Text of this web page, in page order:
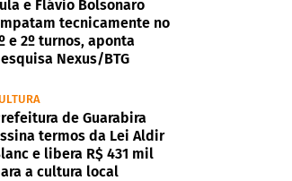
e Flávio Bolsonaro
tecnicamente no
e 2º turnos, aponta
Nexus/BTG
de Guarabira
termos da Lei Aldir
e libera R$ 431 mil
a cultura local